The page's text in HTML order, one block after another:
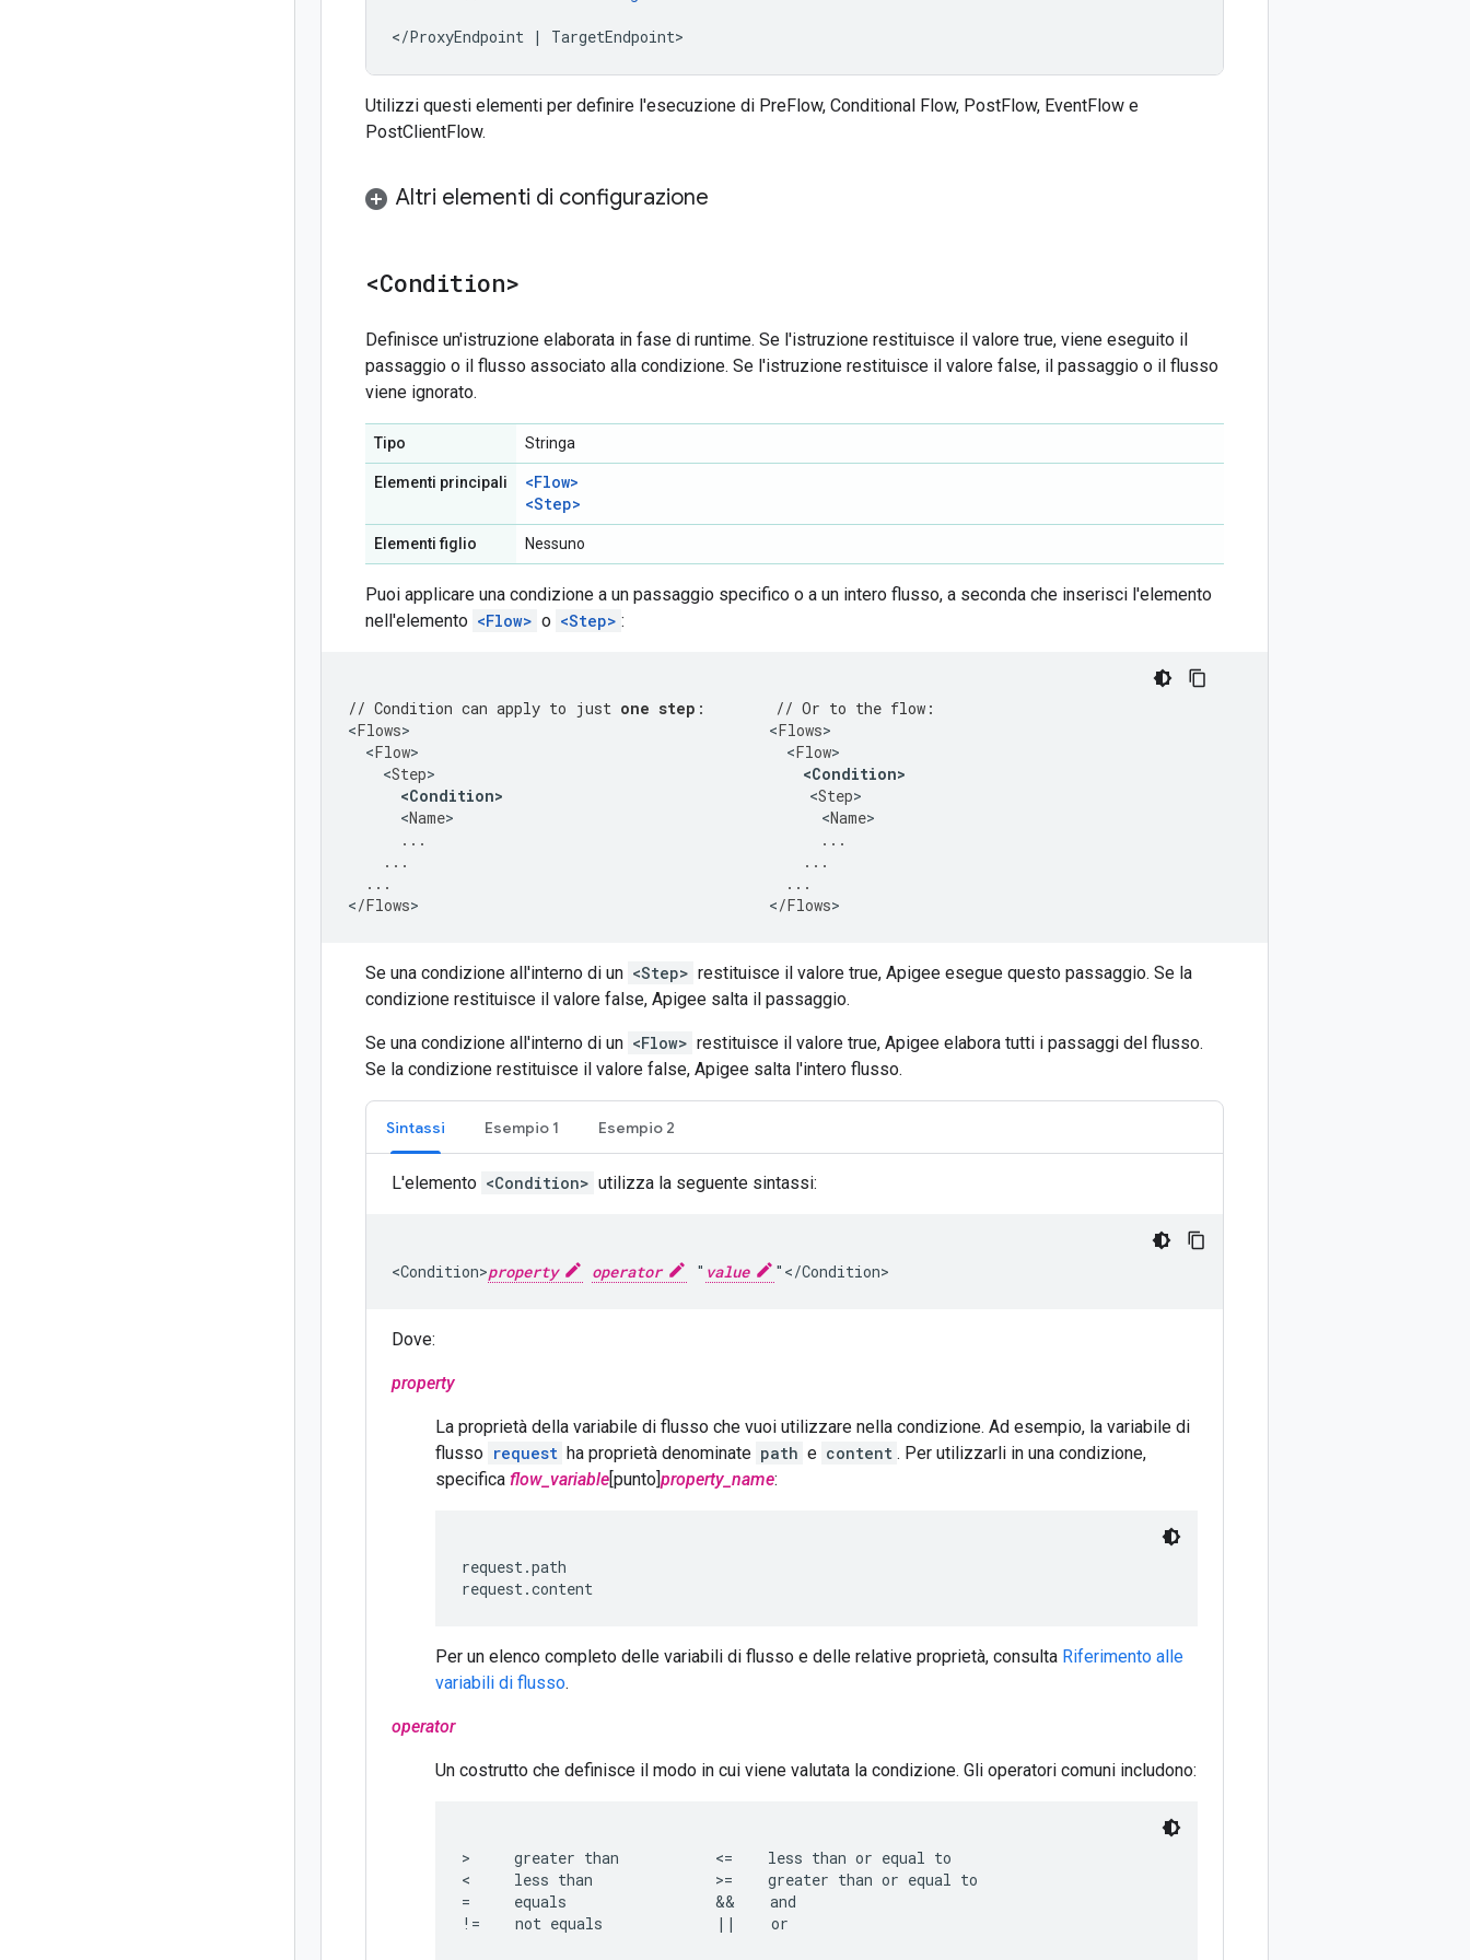
</ProxyEndpoint | TargetEndpoint>
Utilizzi questi elementi per definire l'esecuzione di PreFlow, Conditional Flow, PostFlow, EventFlow e
PostClientFlow.
Altri elementi di configurazione
<Condition>
Definisce un'istruzione elaborata in fase di runtime. Se l'istruzione restituisce il valore true, viene eseguito il
passaggio o il flusso associato alla condizione. Se l'istruzione restituisce il valore false, il passaggio o il flusso
viene ignorato.
Tipo Stringa
Elementi principali
<Flow>
<Step>
Elementi figlio Nessuno
Puoi applicare una condizione a un passaggio specifico o a un intero flusso, a seconda che inserisci l'elemento
nell'elemento <Flow> o <Step> :
// Condition can apply to just one step :        // Or to the flow:
<Flows> <Flows>
<Flow> <Flow>
<Step> <Condition>
<Condition> <Step>
<Name> <Name>
...
...
...
...
...
...
</Flows> </Flows>
Se una condizione all'interno di un <Step> restituisce il valore true, Apigee esegue questo passaggio. Se la
condizione restituisce il valore false, Apigee salta il passaggio.
Se una condizione all'interno di un <Flow> restituisce il valore true, Apigee elabora tutti i passaggi del flusso.
Se la condizione restituisce il valore false, Apigee salta l'intero flusso.
Sintassi Esempio 1 Esempio 2
L'elemento <Condition> utilizza la seguente sintassi:
<Condition>property operator " value "</Condition>
Dove:
property
La proprietà della variabile di flusso che vuoi utilizzare nella condizione. Ad esempio, la variabile di
flusso request ha proprietà denominate path e content . Per utilizzarli in una condizione,
specifica flow_variable[punto]property_name:
request.path
request.content
Per un elenco completo delle variabili di flusso e delle relative proprietà, consulta Riferimento alle
variabili di flusso.
operator
Un costrutto che definisce il modo in cui viene valutata la condizione. Gli operatori comuni includono:
>     greater than           <=    less than or equal to
<     less than              >=    greater than or equal to
=     equals                 &&    and
!=    not equals             ||    or